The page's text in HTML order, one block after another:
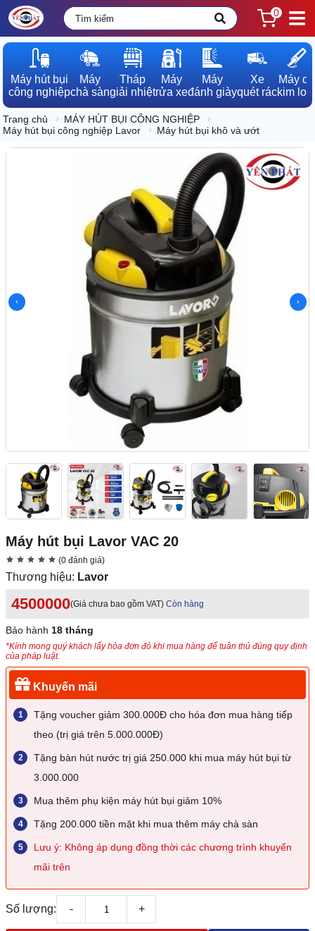
0
Máy hút bụi
công nghiệp
Máy
chà sàn
Tháp
giải nhiệt
Máy
rửa xe
Máy
đánh giày
Xe
quét rác
Máy dò
kim loại
Trang chủ
MÁY HÚT BỤI CÔNG NGHIỆP
Máy hút bụi công nghiệp Lavor
Máy hút bụi khô và ướt
Máy hút bụi Lavor VAC 20
(0 đánh giá)
Thương hiệu: Lavor
4500000(Giá chưa bao gồm VAT) Còn hàng
Bảo hành 18 tháng
*Kính mong quý khách lấy hóa đơn đỏ khi mua hàng để tuân thủ đúng quy định
của pháp luật.
Khuyến mãi
Tặng voucher giảm 300.000Đ cho hóa đơn mua hàng tiếp
theo (trị giá trên 5.000.000Đ)
Tặng bàn hút nước trị giá 250.000 khi mua máy hút bụi từ
3.000.000
Mua thêm phụ kiện máy hút bụi giảm 10%
Tặng 200.000 tiền mặt khi mua thêm máy chà sàn
Lưu ý: Không áp dụng đồng thời các chương trình khuyến
mãi trên
Số lượng: - +